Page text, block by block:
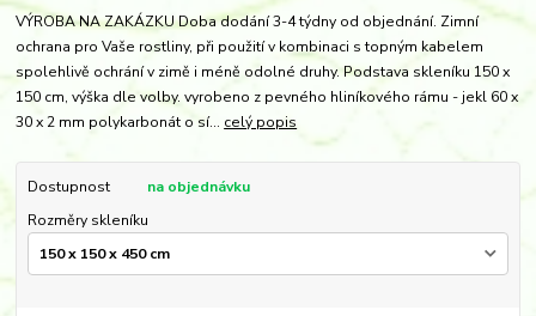
VÝROBA NA ZAKÁZKU Doba dodání 3-4 týdny od objednání. Zimní
ochrana pro Vaše rostliny, při použití v kombinaci s topným kabelem
spolehlivě ochrání v zimě i méně odolné druhy. Podstava skleníku 150 x
150 cm, výška dle volby. vyrobeno z pevného hliníkového rámu - jekl 60 x
30 x 2 mm polykarbonát o sí... celý popis
Dostupnost
na objednávku
Rozměry skleníku